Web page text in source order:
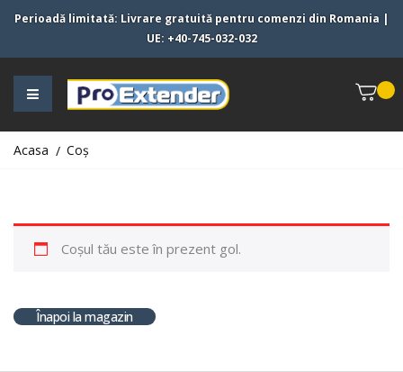
Perioadă limitată: Livrare gratuită pentru comenzi din Romania |
UE: +40-745-032-032
Acasa Coș
Coșul tău este în prezent gol.
Înapoi la magazin